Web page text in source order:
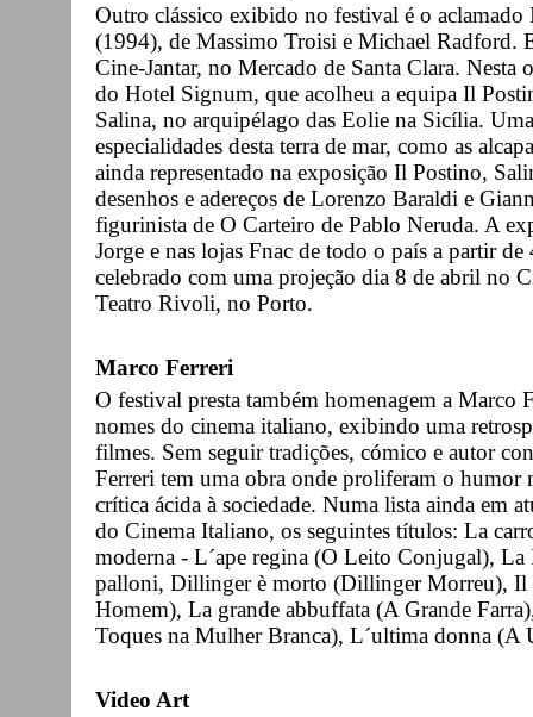
Outro clássico exibido no festival é o
(1994), de Massimo Troisi e Michael Radford.
Cine-Jantar, no Mercado de Santa Clara. Nesta
do Hotel Signum, que acolheu a equipa Il
Salina, no arquipélago das Eolie na Sicília.
especialidades desta terra de mar, como as
ainda representado na exposição Il Postino,
desenhos e adereços de Lorenzo Baraldi e
figurinista de O Carteiro de Pablo Neruda. A
Jorge e nas lojas Fnac de todo o país a partir
celebrado com uma projeção dia 8 de abril no
Teatro Rivoli, no Porto.
Marco Ferreri
O festival presta também homenagem a Marco
nomes do cinema italiano, exibindo uma
filmes. Sem seguir tradições, cómico e autor
Ferreri tem uma obra onde proliferam o humor
crítica ácida à sociedade. Numa lista ainda em
do Cinema Italiano, os seguintes títulos: La
moderna - L´ape regina (O Leito Conjugal),
palloni, Dillinger è morto (Dillinger Morreu), Il
Homem), La grande abbuffata (A Grande
Toques na Mulher Branca), L´ultima donna
Video Art